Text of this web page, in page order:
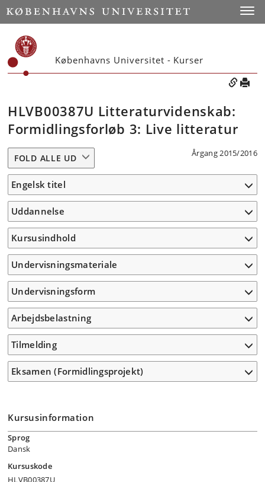
Københavns Universitet - Kurser
HLVB00387U Litteraturvidenskab:
Formidlingsforløb 3: Live litteratur
Årgang 2015/2016
FOLD ALLE UD
Engelsk titel
Uddannelse
Kursusindhold
Undervisningsmateriale
Undervisningsform
Arbejdsbelastning
Tilmelding
Eksamen (Formidlingsprojekt)
Kursusinformation
Sprog
Dansk
Kursuskode
HLVB00387U